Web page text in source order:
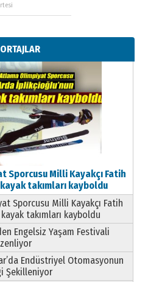
Korumak
Sporcusu Milli Kayakçı Fatih
takımları kayboldu
Sporcusu Milli Kayakçı Fatih
takımları kayboldu
Engelsiz Yaşam Festivali
Endüstriyel Otomasyonun
Şekilleniyor